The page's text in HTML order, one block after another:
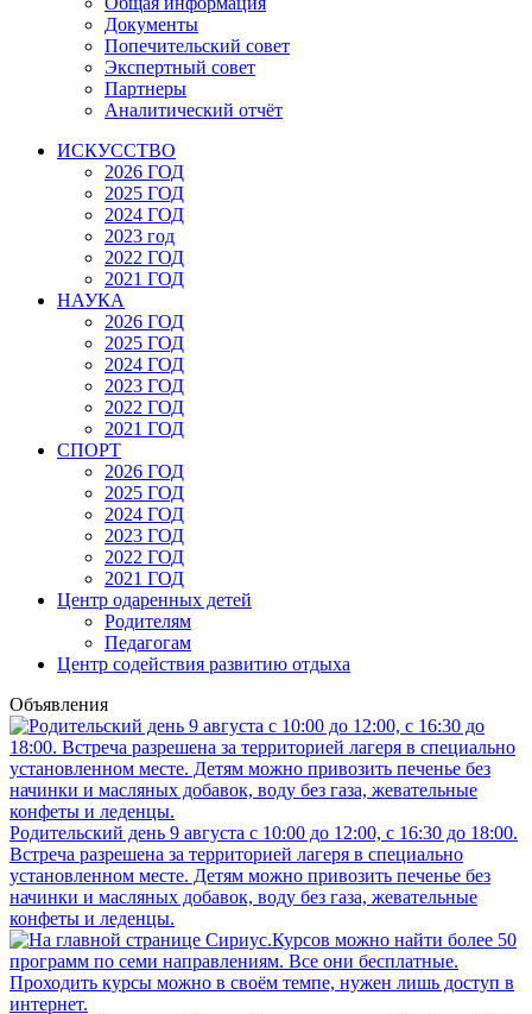
Документы
Попечительский совет
Экспертный совет
Партнеры
Аналитический отчёт
ИСКУССТВО
2026 ГОД
2025 ГОД
2024 ГОД
2023 год
2022 ГОД
2021 ГОД
НАУКА
2026 ГОД
2025 ГОД
2024 ГОД
2023 ГОД
2022 ГОД
2021 ГОД
СПОРТ
2026 ГОД
2025 ГОД
2024 ГОД
2023 ГОД
2022 ГОД
2021 ГОД
Центр одаренных детей
Родителям
Педагогам
Центр содействия развитию отдыха
Объявления
Родительский день 9 августа с 10:00 до 12:00, с 16:30 до 18:00.
Встреча разрешена за территорией лагеря в специально
установленном месте. Детям можно привозить печенье без
начинки и масляных добавок, воду без газа, жевательные
конфеты и леденцы.